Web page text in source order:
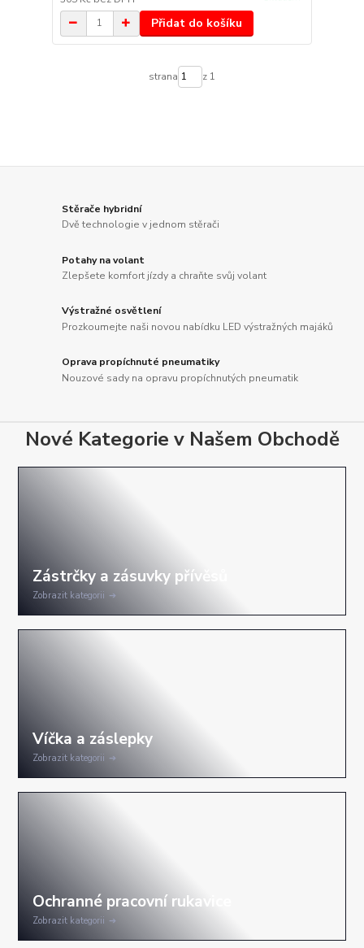
Přidat do košíku
strana z 1
Stěrače hybridní
Dvě technologie v jednom stěrači
Potahy na volant
Zlepšete komfort jízdy a chraňte svůj volant
Výstražné osvětlení
Prozkoumejte naši novou nabídku LED výstražných majáků
Oprava propíchnuté pneumatiky
Nouzové sady na opravu propíchnutých pneumatik
Nové Kategorie v Našem Obchodě
Zobrazit kategorii
Zobrazit kategorii
Zobrazit kategorii